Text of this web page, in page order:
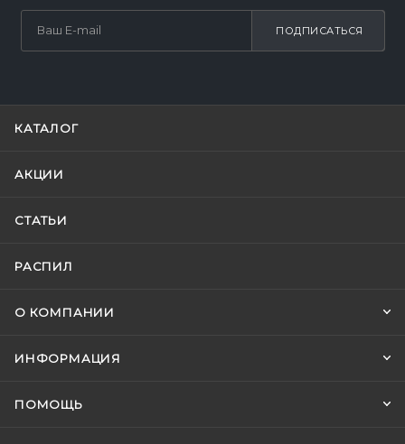
ПОДПИСАТЬСЯ
КАТАЛОГ
АКЦИИ
СТАТЬИ
РАСПИЛ
О КОМПАНИИ
ИНФОРМАЦИЯ
ПОМОЩЬ